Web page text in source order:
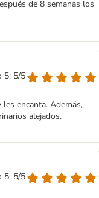
de 8 semanas los
5: 5/5
encanta. Además,
alejados.
5: 5/5